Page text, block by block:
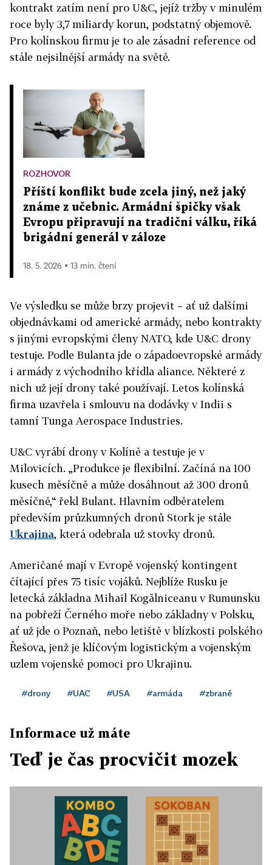
kontrakt zatím není pro U&C, jejíž tržby v minulém
roce byly 3,7 miliardy korun, podstatný objemově.
Pro kolínskou firmu je to ale zásadní reference od
stále nejsilnější armády na světě.
ROZHOVOR
Příští konflikt bude zcela jiný, než jaký
známe z učebnic. Armádní špičky však
Evropu připravují na tradiční válku, říká
brigádní generál v záloze
18. 5. 2026 ▪ 13 min. čtení
Ve výsledku se může brzy projevit – ať už dalšími
objednávkami od americké armády, nebo kontrakty
s jinými evropskými členy NATO, kde U&C drony
testuje. Podle Bulanta jde o západoevropské armády
i armády z východního křídla aliance. Některé z
nich už její drony také používají. Letos kolínská
firma uzavřela i smlouvu na dodávky v Indii s
tamní Tunga Aerospace Industries.
U&C vyrábí drony v Kolíně a testuje je v
Milovicích. „Produkce je flexibilní. Začíná na 100
kusech měsíčně a může dosáhnout až 300 dronů
měsíčně,“ řekl Bulant. Hlavním odběratelem
především průzkumných dronů Stork je stále
Ukrajina, která odebrala už stovky dronů.
Američané mají v Evropě vojenský kontingent
čítající přes 75 tisíc vojáků. Nejblíže Rusku je
letecká základna Mihail Kogălniceanu v Rumunsku
na pobřeží Černého moře nebo základny v Polsku,
ať už jde o Poznaň, nebo letiště v blízkosti polského
Řešova, jenž je klíčovým logistickým a vojenským
uzlem vojenské pomoci pro Ukrajinu.
#drony #UAC #USA #armáda #zbraně
Informace už máte
Teď je čas procvičit mozek